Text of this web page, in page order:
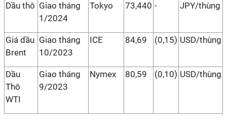
Dầu thô Giao tháng
1/2024
Tokyo 73,440 - JPY/thùng
Giá dầu
Brent
Giao tháng
10/2023
ICE 84,69 (0,15) USD/thùng
Dầu
Thô
WTI
Giao tháng
9/2023
Nymex 80,59 (0,10) USD/thùng